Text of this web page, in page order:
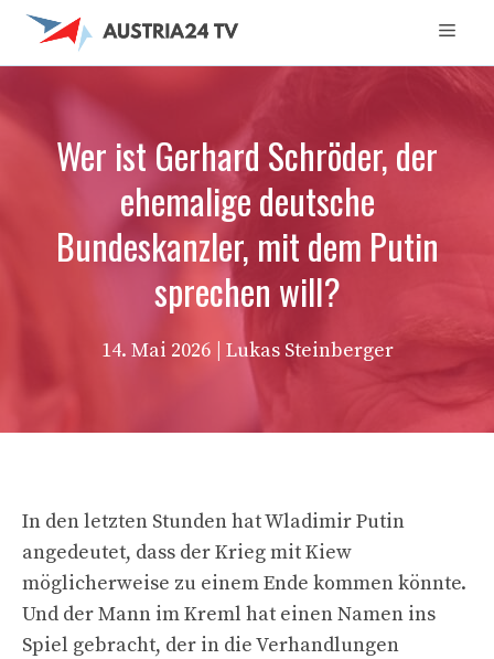
Zum
Inhalt
Wer ist Gerhard Schröder, der
ehemalige deutsche
Bundeskanzler, mit dem Putin
sprechen will?
14. Mai 2026 | Lukas Steinberger
In den letzten Stunden hat Wladimir Putin
angedeutet, dass der Krieg mit Kiew
möglicherweise zu einem Ende kommen könnte.
Und der Mann im Kreml hat einen Namen ins
Spiel gebracht, der in die Verhandlungen